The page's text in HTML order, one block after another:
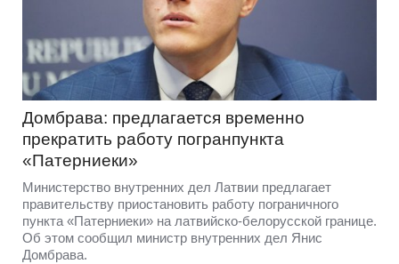
Домбрава: предлагается временно
прекратить работу погранпункта
«Патерниеки»
Министерство внутренних дел Латвии предлагает
правительству приостановить работу пограничного
пункта «Патерниеки» на латвийско-белорусской границе.
Об этом сообщил министр внутренних дел Янис
Домбрава.